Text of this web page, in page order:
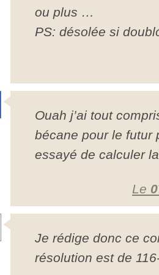
ou plus …
PS: désolée si
Ouah j’ai tout
bécane pour le futur
essayé de calculer
Le
Je rédige donc ce
résolution est de